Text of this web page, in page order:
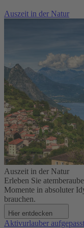
Auszeit in der Natur
Auszeit in der Natur
Erleben Sie
Momente in absoluter
brauchen.
Hier entdecken
Aktivurlauber aufgepasst